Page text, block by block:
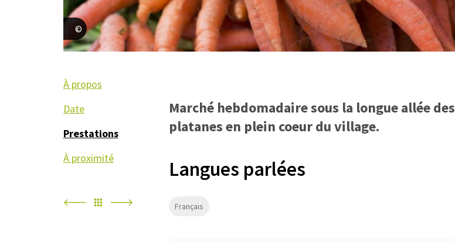
edar
À propos
Date
Prestations
À proximité
Marché hebdomadaire sous la longue allée des
platanes en plein coeur du village.
Langues parlées
Français